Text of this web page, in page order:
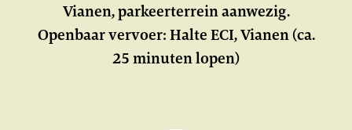
Vianen, parkeerterrein aanwezig.
Openbaar vervoer: Halte ECI, Vianen (ca.
25 minuten lopen)